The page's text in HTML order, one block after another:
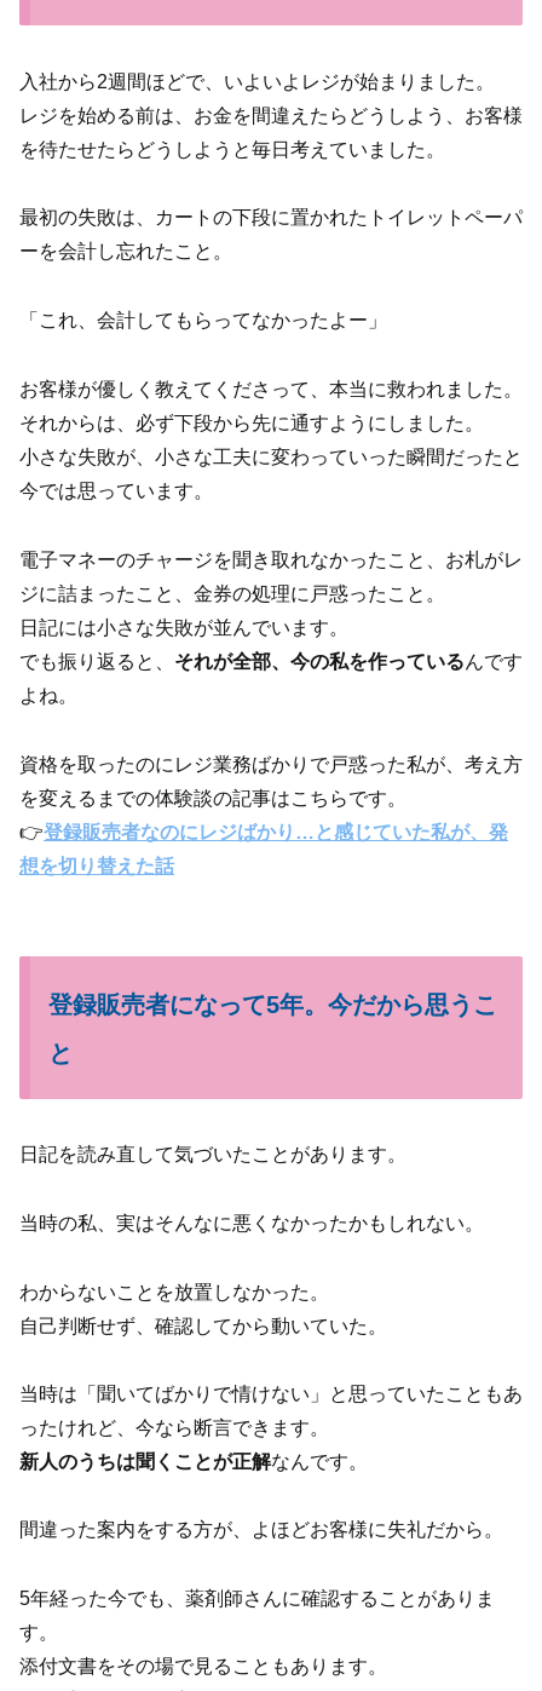
入社から2週間ほどで、いよいよレジが始まりました。
レジを始める前は、お金を間違えたらどうしよう、お客様
を待たせたらどうしようと毎日考えていました。
最初の失敗は、カートの下段に置かれたトイレットペーパ
ーを会計し忘れたこと。
「これ、会計してもらってなかったよー」
お客様が優しく教えてくださって、本当に救われました。
それからは、必ず下段から先に通すようにしました。
小さな失敗が、小さな工夫に変わっていった瞬間だったと
今では思っています。
電子マネーのチャージを聞き取れなかったこと、お札がレ
ジに詰まったこと、金券の処理に戸惑ったこと。
日記には小さな失敗が並んでいます。
でも振り返ると、 それが全部、今の私を作っているんです
よね。
資格を取ったのにレジ業務ばかりで戸惑った私が、考え方
を変えるまでの体験談の記事はこちらです。
👉登録販売者なのにレジばかり…と感じていた私が、発
想を切り替えた話
登録販売者になって5年。今だから思うこ
と
日記を読み直して気づいたことがあります。
当時の私、実はそんなに悪くなかったかもしれない。
わからないことを放置しなかった。
自己判断せず、確認してから動いていた。
当時は「聞いてばかりで情けない」と思っていたこともあ
ったけれど、今なら断言できます。
新人のうちは聞くことが正解なんです。
間違った案内をする方が、よほどお客様に失礼だから。
5年経った今でも、薬剤師さんに確認することがありま
す。
添付文書をその場で見ることもあります。